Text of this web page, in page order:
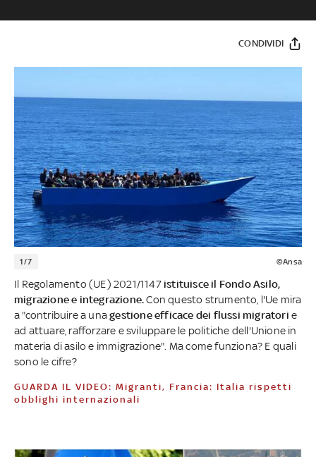
CONDIVIDI
1/7 ©Ansa
Il Regolamento (UE) 2021/1147istituisce il Fondo Asilo,
migrazione e integrazione.Con questo strumento, l'Ue mira
a "contribuire a unagestione efficace dei flussi migratori e
ad attuare, rafforzare e sviluppare le politiche dell'Unione in
materia di asilo e immigrazione". Ma come funziona? E quali
sono le cifre?
GUARDA IL VIDEO: Migranti, Francia: Italia rispetti
obblighi internazionali